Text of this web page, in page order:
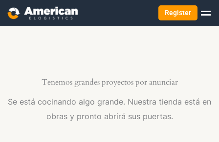
Register
Tenemos grandes proyectos por anunciar
Se está cocinando algo grande. Nuestra tienda está en
obras y pronto abrirá sus puertas.